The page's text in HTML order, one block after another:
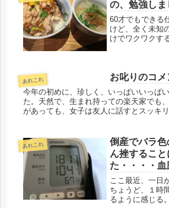
の、勉強しま
60才でもできる
けど、全く未知
けでワクワクす
めていても、各
自...
あれこれ お叱りのコメ
今年の初めに、珍しく、いっぱいいっぱ
た。天然で、生まれ持っての楽天家でも
があっても、女子は友人に話すとスッキ
あれこれ
倒産でバラ
ん挫すること
た・・・・
だ。
ここ最近、一日
ちょうど、１時
るように感じる